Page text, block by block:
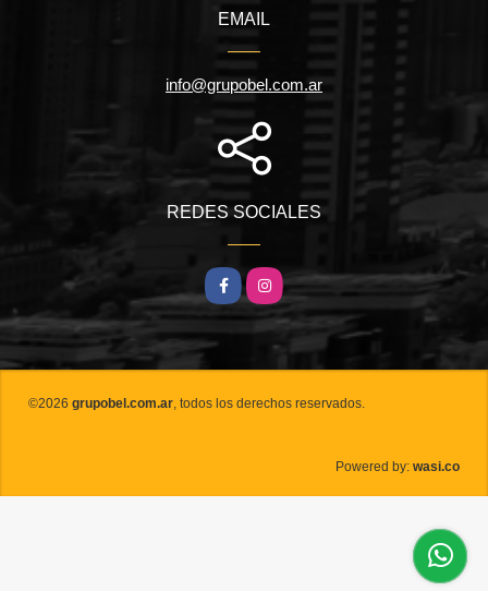
EMAIL
info@grupobel.com.ar
REDES SOCIALES
FacebookInstagram
©2026 grupobel.com.ar, todos los derechos reservados.
Powered by: wasi.co